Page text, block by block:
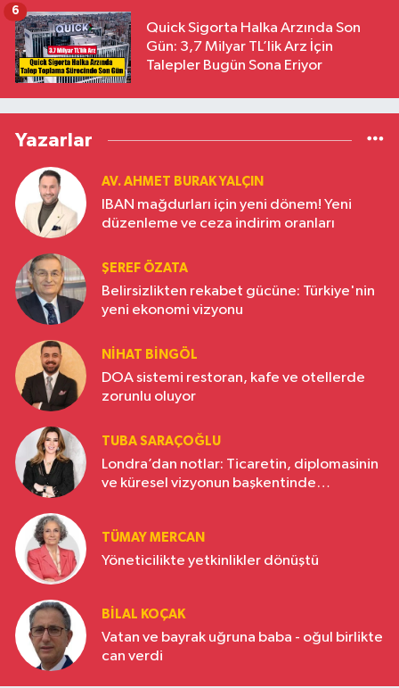
Quick Sigorta Halka Arzında Son
Gün: 3,7 Milyar TL’lik Arz İçin
Talepler Bugün Sona Eriyor
6
Yazarlar
AV. AHMET BURAK YALÇIN
IBAN mağdurları için yeni dönem! Yeni
düzenleme ve ceza indirim oranları
ŞEREF ÖZATA
Belirsizlikten rekabet gücüne: Türkiye'nin
yeni ekonomi vizyonu
NIHAT BINGÖL
DOA sistemi restoran, kafe ve otellerde
zorunlu oluyor
TUBA SARAÇOĞLU
Londra’dan notlar: Ticaretin, diplomasinin
ve küresel vizyonun başkentinde
TÜMAY MERCAN
Yöneticilikte yetkinlikler dönüştü
BILAL KOÇAK
Vatan ve bayrak uğruna baba - oğul birlikte
can verdi